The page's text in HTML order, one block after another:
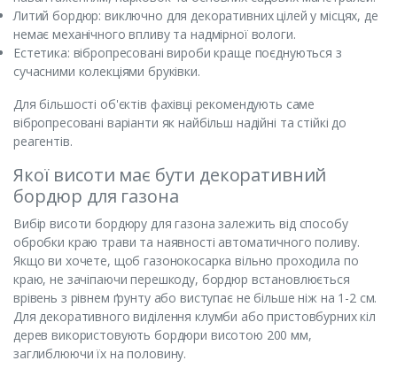
Литий бордюр: виключно для декоративних цілей у місцях, де
немає механічного впливу та надмірної вологи.
Естетика: вібропресовані вироби краще поєднуються з
сучасними колекціями бруківки.
Для більшості об'єктів фахівці рекомендують саме
вібропресовані варіанти як найбільш надійні та стійкі до
реагентів.
Якої висоти має бути декоративний
бордюр для газона
Вибір висоти бордюру для газона залежить від способу
обробки краю трави та наявності автоматичного поливу.
Якщо ви хочете, щоб газонокосарка вільно проходила по
краю, не зачіпаючи перешкоду, бордюр встановлюється
врівень з рівнем ґрунту або виступає не більше ніж на 1-2 см.
Для декоративного виділення клумби або пристовбурних кіл
дерев використовують бордюри висотою 200 мм,
заглиблюючи їх на половину.